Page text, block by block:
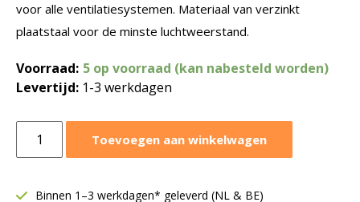
voor alle ventilatiesystemen. Materiaal van verzinkt
plaatstaal voor de minste luchtweerstand.
Voorraad: 5 op voorraad (kan nabesteld worden)
Levertijd: 1-3 werkdagen
stuk
Ø160-
Toevoegen aan winkelwagen
Binnen 1–3 werkdagen* geleverd (NL & BE)